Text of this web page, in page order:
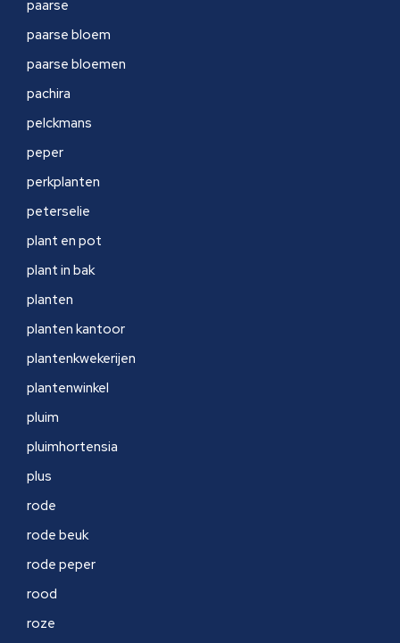
paarse
paarse bloem
paarse bloemen
pachira
pelckmans
peper
perkplanten
peterselie
plant en pot
plant in bak
planten
planten kantoor
plantenkwekerijen
plantenwinkel
pluim
pluimhortensia
plus
rode
rode beuk
rode peper
rood
roze